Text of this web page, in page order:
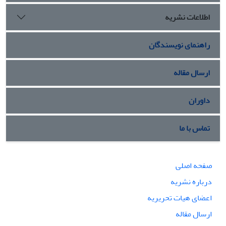
اطلاعات نشریه
راهنمای نویسندگان
ارسال مقاله
داوران
تماس با ما
صفحه اصلی
درباره نشریه
اعضای هیات تحریریه
ارسال مقاله